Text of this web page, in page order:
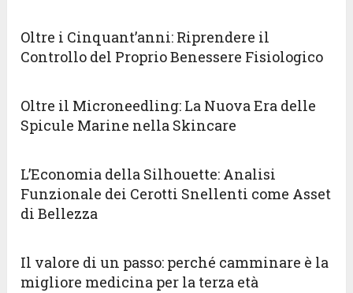
Oltre i Cinquant’anni: Riprendere il
Controllo del Proprio Benessere Fisiologico
Oltre il Microneedling: La Nuova Era delle
Spicule Marine nella Skincare
L’Economia della Silhouette: Analisi
Funzionale dei Cerotti Snellenti come Asset
di Bellezza
Il valore di un passo: perché camminare è la
migliore medicina per la terza età